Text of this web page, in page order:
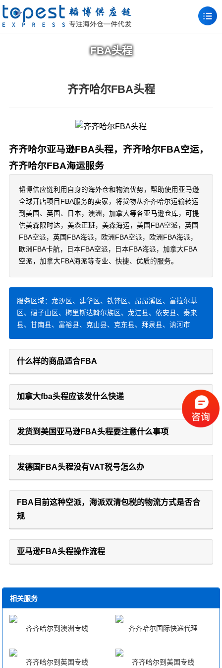
FBA头程
齐齐哈尔FBA头程
齐齐哈尔亚马逊FBA头程，齐齐哈尔FBA空运，
齐齐哈尔FBA海运服务
韬博供应链利用自身的海外仓和物流优势，帮助使用亚马逊
全球开店项目FBA服务的卖家，将货物从齐齐哈尔运输转运
到美国、英国、日本，澳洲，加拿大等各亚马逊仓库，可提
供美森限时达，美森正班，美森海运，美国FBA空派，英国
FBA空派，英国FBA海派，欧洲FBA空派，欧洲FBA海派，
欧洲FBA卡航，日本FBA空派，日本FBA海派，加拿大FBA
空派，加拿大FBA海派等专业、快捷、优质的服务。
服务区域：龙沙区、建华区、铁锋区、昂昂溪区、富拉尔基
区、碾子山区、梅里斯达斡尔族区、龙江县、依安县、泰来
县、甘南县、富裕县、克山县、克东县、拜泉县、讷河市
什么样的商品适合FBA
加拿大fba头程应该发什么快递
发货到美国亚马逊FBA头程要注意什么事项
发德国FBA头程没有VAT税号怎么办
FBA目前这种空派，海派双清包税的物流方式是否合
规
亚马逊FBA头程操作流程
相关服务
齐齐哈尔到澳洲专线 齐齐哈尔国际快递代理
齐齐哈尔到英国专线 齐齐哈尔到美国专线